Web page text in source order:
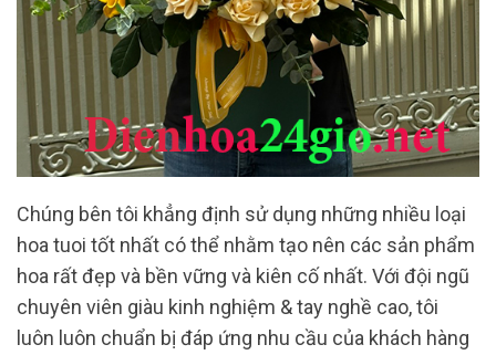
Chúng bên tôi khẳng định sử dụng những nhiều loại
hoa tuoi tốt nhất có thể nhằm tạo nên các sản phẩm
hoa rất đẹp và bền vững và kiên cố nhất. Với đội ngũ
chuyên viên giàu kinh nghiệm & tay nghề cao, tôi
luôn luôn chuẩn bị đáp ứng nhu cầu của khách hàng